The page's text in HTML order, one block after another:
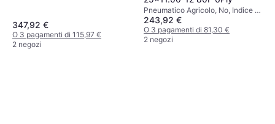
347,92 €
O 3 pagamenti di 115,97 €
2 negozi
Pneumatico Agricolo, No, Indice di
Velocità F (80km/h)
243,92 €
O 3 pagamenti di 81,30 €
2 negozi